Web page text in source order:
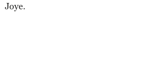
Joye.